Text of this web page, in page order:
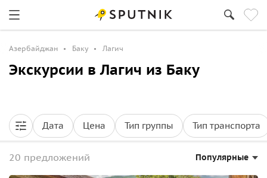
Азербайджан Баку Лагич
Экскурсии в Лагич из Баку
Дата Цена Тип группы Тип транспорта
20 предложений Популярные